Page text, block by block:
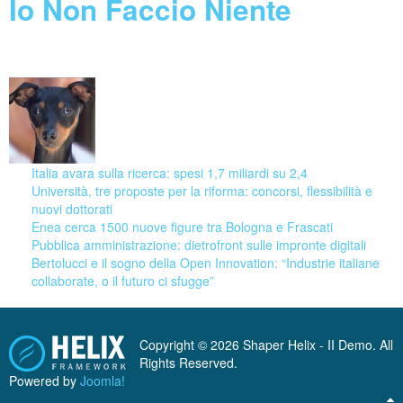
Io Non Faccio Niente
Italia avara sulla ricerca: spesi 1,7 miliardi su 2,4
Università, tre proposte per la riforma: concorsi, flessibilità e
nuovi dottorati
Enea cerca 1500 nuove figure tra Bologna e Frascati
Pubblica amministrazione: dietrofront sulle impronte digitali
Bertolucci e il sogno della Open Innovation: “Industrie italiane
collaborate, o il futuro ci sfugge”
Copyright © 2026 Shaper Helix - II Demo. All
Rights Reserved.
Powered by Joomla!